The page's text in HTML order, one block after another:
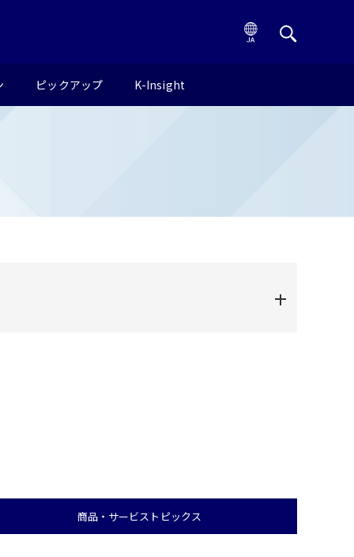
ピックアップ K-Insight
商品・サービス トピックス